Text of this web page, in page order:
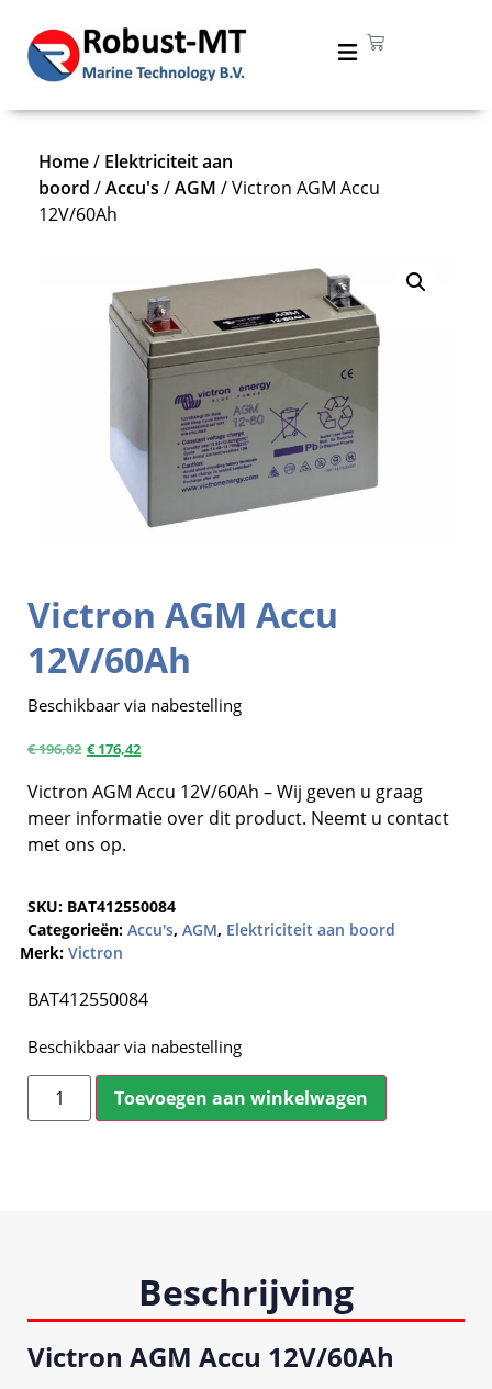
Victron AGM Accu
12V/60Ah
Beschikbaar via nabestelling
€196,02 €176,42
Victron AGM Accu 12V/60Ah – Wij geven u graag
meer informatie over dit product. Neemt u contact
met ons op.
SKU: BAT412550084
Categorieën: Accu's, AGM, Elektriciteit aan boord
Merk: Victron
BAT412550084
Beschikbaar via nabestelling
Toevoegen aan winkelwagen
Home/ Elektriciteit aan
boord /Accu's /AGM / Victron AGM Accu
12V/60Ah
Beschrijving
Victron AGM Accu 12V/60Ah